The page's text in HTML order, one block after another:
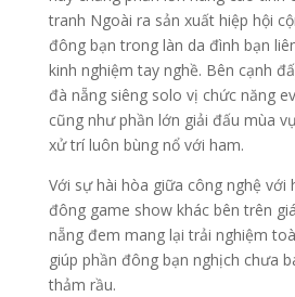
tranh Ngoài ra sản xuất hiệp hội
đông bạn trong làn da đình bạn
kinh nghiệm tay nghề. Bên cạnh
đà nẵng siêng solo vị chức năng
cũng như phần lớn giải đấu mùa
xử trí luôn bùng nổ với ham.
Với sự hài hòa giữa công nghệ với
đông game show khác bên trên
nẵng đem mang lại trải nghiệm
giúp phần đông bạn nghịch chưa
thảm rầu.